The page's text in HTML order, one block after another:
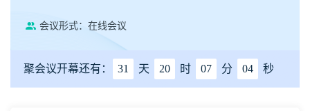
会议形式：在线会议
聚会议开幕还有： 31 天 20 时 07 分 03 秒